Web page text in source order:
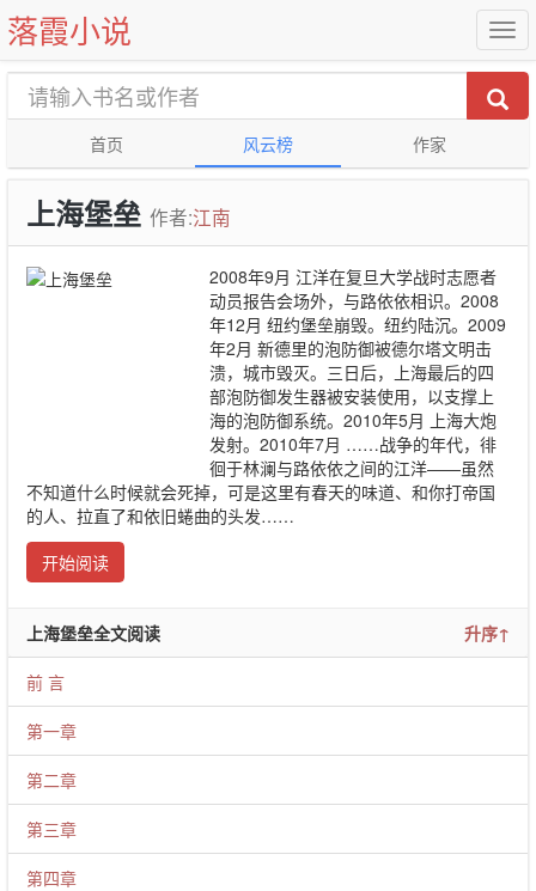
落霞小说
首页 风云榜 作家
上海堡垒 作者:江南
2008年9月 江洋在复旦大学战时志愿者
动员报告会场外，与路依依相识。2008
年12月 纽约堡垒崩毁。纽约陆沉。2009
年2月 新德里的泡防御被德尔塔文明击
溃，城市毁灭。三日后，上海最后的四
部泡防御发生器被安装使用，以支撑上
海的泡防御系统。2010年5月 上海大炮
发射。2010年7月 ……战争的年代，徘
徊于林澜与路依依之间的江洋——虽然
不知道什么时候就会死掉，可是这里有春天的味道、和你打帝国
的人、拉直了和依旧蜷曲的头发……
开始阅读
上海堡垒全文阅读 升序↑
前 言
第一章
第二章
第三章
第四章